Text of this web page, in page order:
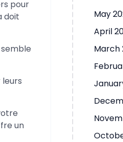
pour
doit
semble
un
May
April
March